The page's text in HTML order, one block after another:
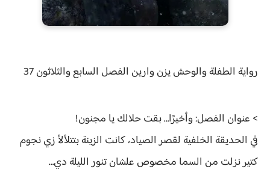
رواية الطفلة والوحش يزن وارين الفصل السابع والثلاثون 37
> عنوان الفصل: وأخيرًا… بقت حلالك يا مجنون!
في الحديقة الخلفية لقصر الصياد، كانت الزينة بتتلألأ زي نجوم
كتير نزلت من السما مخصوص علشان تنور الليلة دي…